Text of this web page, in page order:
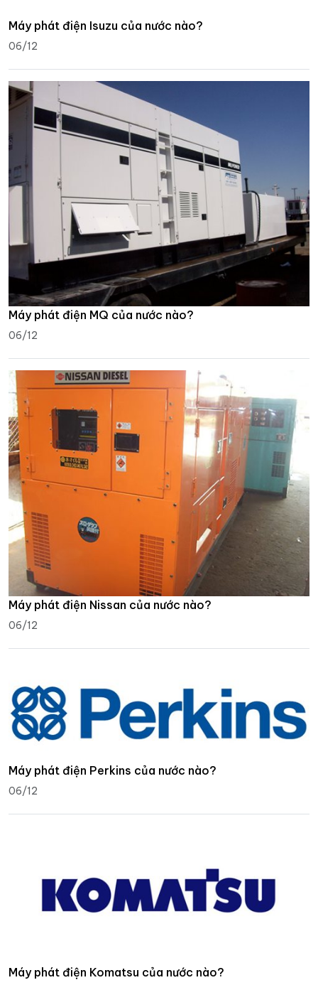
Máy phát điện Isuzu của nước nào?
06/12
Máy phát điện MQ của nước nào?
06/12
Máy phát điện Nissan của nước nào?
06/12
Máy phát điện Perkins của nước nào?
06/12
Máy phát điện Komatsu của nước nào?